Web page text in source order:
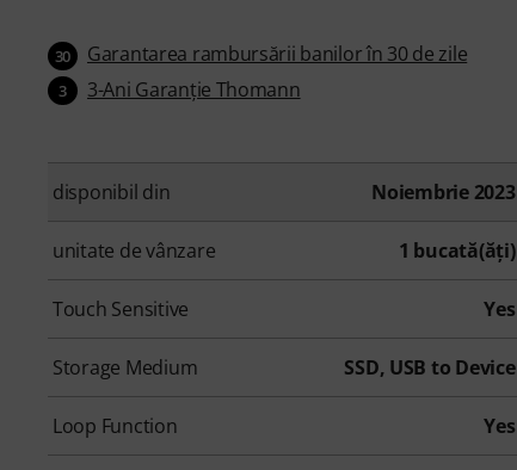
30 Garantarea rambursării banilor în 30 de zile
3 3-Ani Garanţie Thomann
disponibil din Noiembrie 2023
unitate de vânzare 1 bucată(ăţi)
Touch Sensitive Yes
Storage Medium SSD, USB to Device
Loop Function Yes